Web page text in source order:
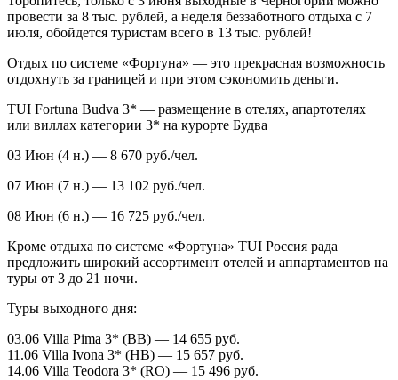
провести за 8 тыс. рублей, а неделя беззаботного отдыха с 7
июля, обойдется туристам всего в 13 тыс. рублей!
Отдых по системе «Фортуна» — это прекрасная возможность
отдохнуть за границей и при этом сэкономить деньги.
TUI Fortuna Budva 3* — размещение в отелях, апартотелях
или виллах категории 3* на курорте Будва
03 Июн (4 н.) — 8 670 руб./чел.
07 Июн (7 н.) — 13 102 руб./чел.
08 Июн (6 н.) — 16 725 руб./чел.
Кроме отдыха по системе «Фортуна» TUI Россия рада
предложить широкий ассортимент отелей и аппартаментов на
туры от 3 до 21 ночи.
Туры выходного дня:
03.06 Villa Pima 3* (BB) — 14 655 руб.
11.06 Villa Ivona 3* (HB) — 15 657 руб.
14.06 Villa Teodora 3* (RO) — 15 496 руб.